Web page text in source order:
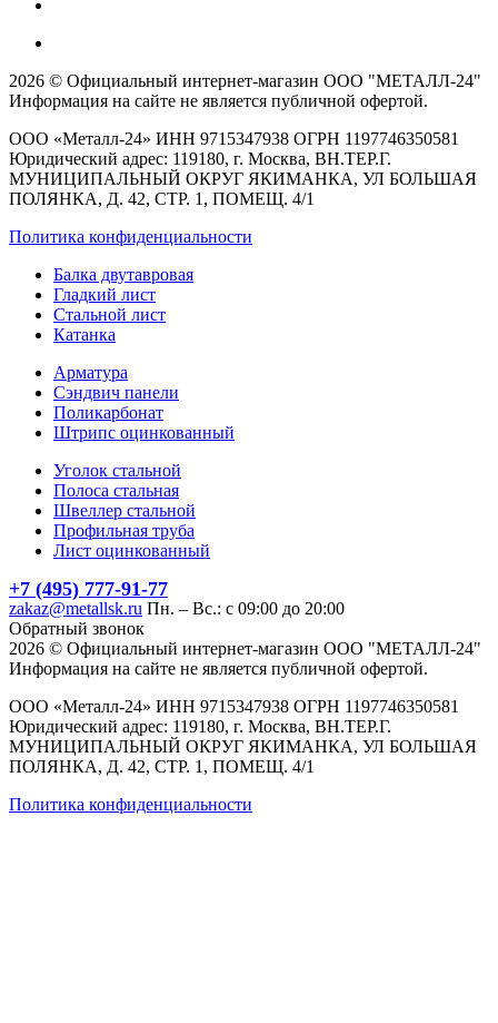
2026 © Официальный интернет-магазин ООО "МЕТАЛЛ-24"
Информация на сайте не является публичной офертой.
ООО «Металл-24» ИНН 9715347938 ОГРН 1197746350581
Юридический адрес: 119180, г. Москва, ВН.ТЕР.Г.
МУНИЦИПАЛЬНЫЙ ОКРУГ ЯКИМАНКА, УЛ БОЛЬШАЯ
ПОЛЯНКА, Д. 42, СТР. 1, ПОМЕЩ. 4/1
Политика конфиденциальности
Балка двутавровая
Гладкий лист
Стальной лист
Катанка
Арматура
Сэндвич панели
Поликарбонат
Штрипс оцинкованный
Уголок стальной
Полоса стальная
Швеллер стальной
Профильная труба
Лист оцинкованный
+7 (495) 777-91-77
zakaz@metallsk.ru Пн. – Вс.: с 09:00 до 20:00
Обратный звонок
2026 © Официальный интернет-магазин ООО "МЕТАЛЛ-24"
Информация на сайте не является публичной офертой.
ООО «Металл-24» ИНН 9715347938 ОГРН 1197746350581
Юридический адрес: 119180, г. Москва, ВН.ТЕР.Г.
МУНИЦИПАЛЬНЫЙ ОКРУГ ЯКИМАНКА, УЛ БОЛЬШАЯ
ПОЛЯНКА, Д. 42, СТР. 1, ПОМЕЩ. 4/1
Политика конфиденциальности